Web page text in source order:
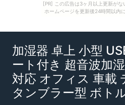
[PR] この広告は3ヶ月以上更新がな
ホームページを更新後24時間以内
加湿器 卓上 小型
ート付き 超音波加
対応 オフィス 車載
タンブラー型 ボト